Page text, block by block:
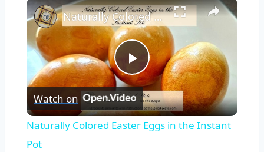
Play
Video
Naturally Colored Easter Eggs in the Instant Pot
Watch on
Naturally Colored Easter Eggs in the Instant
Pot